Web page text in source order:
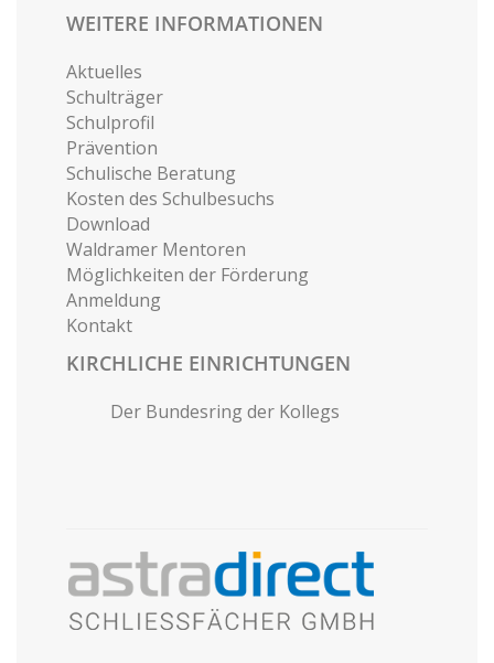
WEITERE INFORMATIONEN
Aktuelles
Schulträger
Schulprofil
Prävention
Schulische Beratung
Kosten des Schulbesuchs
Download
Waldramer Mentoren
Möglichkeiten der Förderung
Anmeldung
Kontakt
KIRCHLICHE EINRICHTUNGEN
Der Bundesring der Kollegs